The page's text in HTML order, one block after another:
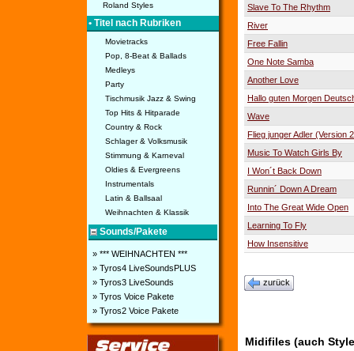
Roland Styles
• Titel nach Rubriken
Movietracks
Pop, 8-Beat & Ballads
Medleys
Party
Tischmusik Jazz & Swing
Top Hits & Hitparade
Country & Rock
Schlager & Volksmusik
Stimmung & Karneval
Oldies & Evergreens
Instrumentals
Latin & Ballsaal
Weihnachten & Klassik
Sounds/Pakete
» *** WEIHNACHTEN ***
» Tyros4 LiveSoundsPLUS
» Tyros3 LiveSounds
» Tyros Voice Pakete
» Tyros2 Voice Pakete
Slave To The Rhythm
River
Free Fallin
One Note Samba
Another Love
Hallo guten Morgen
Wave
Flieg junger Adler (Version
Music To Watch Girls By
I Won´t Back Down
Runnin´ Down A Dream
Into The Great Wide Open
Learning To Fly
How Insensitive
zurück
Midifiles (auch